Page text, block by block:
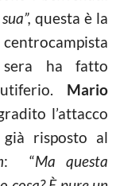
questa è la
ha fatto
Mario
l’attacco
risposto al
: “Ma questa